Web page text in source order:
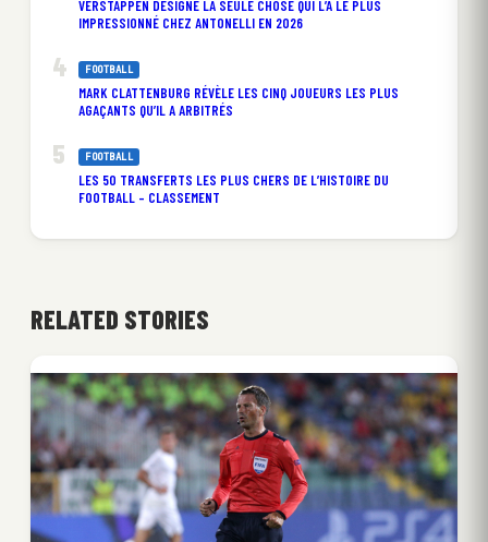
VERSTAPPEN DÉSIGNE LA SEULE CHOSE QUI L’A LE PLUS
IMPRESSIONNÉ CHEZ ANTONELLI EN 2026
FOOTBALL
MARK CLATTENBURG RÉVÈLE LES CINQ JOUEURS LES PLUS
AGAÇANTS QU’IL A ARBITRÉS
FOOTBALL
LES 50 TRANSFERTS LES PLUS CHERS DE L’HISTOIRE DU
FOOTBALL – CLASSEMENT
RELATED STORIES